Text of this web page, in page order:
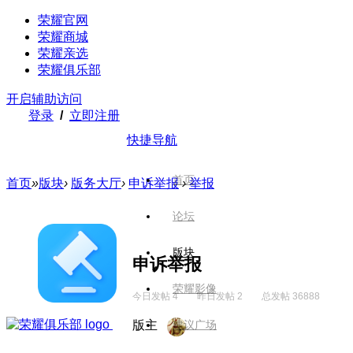
荣耀官网
荣耀商城
荣耀亲选
荣耀俱乐部
开启辅助访问
登录 / 立即注册
快捷导航
首页
论坛
版块
荣耀影像
建议广场
首页»版块› 版务大厅› 申诉举报 › 举报
申诉举报
今日发帖 4 昨日发帖 2 总发帖 36888
版主